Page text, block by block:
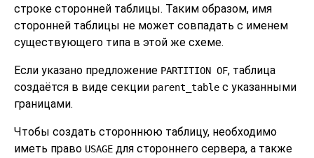
строке сторонней таблицы. Таким образом, имя
сторонней таблицы не может совпадать с именем
существующего типа в этой же схеме.
Если указано предложение PARTITION OF, таблица
создаётся в виде секции parent_table с указанными
границами.
Чтобы создать стороннюю таблицу, необходимо
иметь право USAGE для стороннего сервера, а также